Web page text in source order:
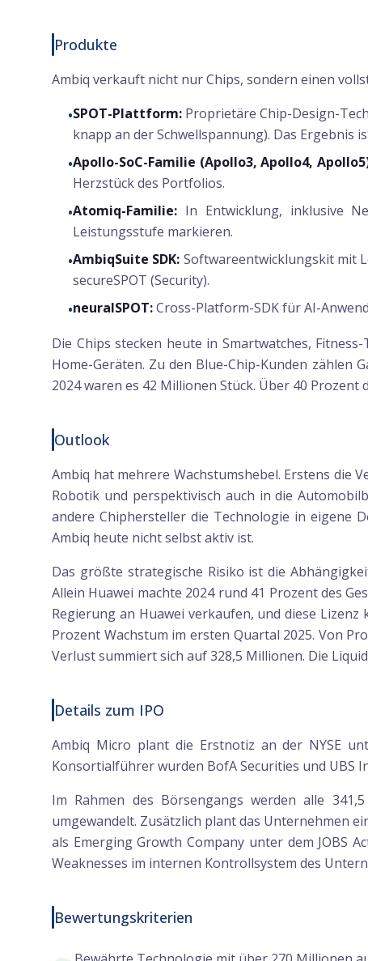
Produkte
Ambiq verkauft nicht nur Chips, sondern einen
•SPOT-Plattform: Proprietäre Chip-Design-
knapp an der Schwellspannung). Das Ergebnis
•Apollo-SoC-Familie (Apollo3, Apollo4,
Herzstück des Portfolios.
•Atomiq-Familie: In Entwicklung, inklusive
Leistungsstufe markieren.
•AmbiqSuite SDK: Softwareentwicklungskit mit
secureSPOT (Security).
•neuralSPOT:Cross-Platform-SDK für AI-
Die Chips stecken heute in Smartwatches,
Home-Geräten. Zu den Blue-Chip-Kunden zählen
2024 waren es 42 Millionen Stück. Über 40
Outlook
Ambiq hat mehrere Wachstumshebel. Erstens die
Robotik und perspektivisch auch in die
andere Chiphersteller die Technologie in eigene
Ambiq heute nicht selbst aktiv ist.
Das größte strategische Risiko ist die
Allein Huawei machte 2024 rund 41 Prozent des
Regierung an Huawei verkaufen, und diese
Prozent Wachstum im ersten Quartal 2025. Von
Verlust summiert sich auf 328,5 Millionen. Die
Details zum IPO
Ambiq Micro plant die Erstnotiz an der NYSE
Konsortialführer wurden BofA Securities und UBS
Im Rahmen des Börsengangs werden alle
umgewandelt. Zusätzlich plant das Unternehmen
als Emerging Growth Company unter dem JOBS
Weaknesses im internen Kontrollsystem des
Bewertungskriterien